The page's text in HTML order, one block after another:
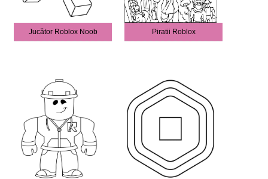
Jucător Roblox Noob Piratii Roblox